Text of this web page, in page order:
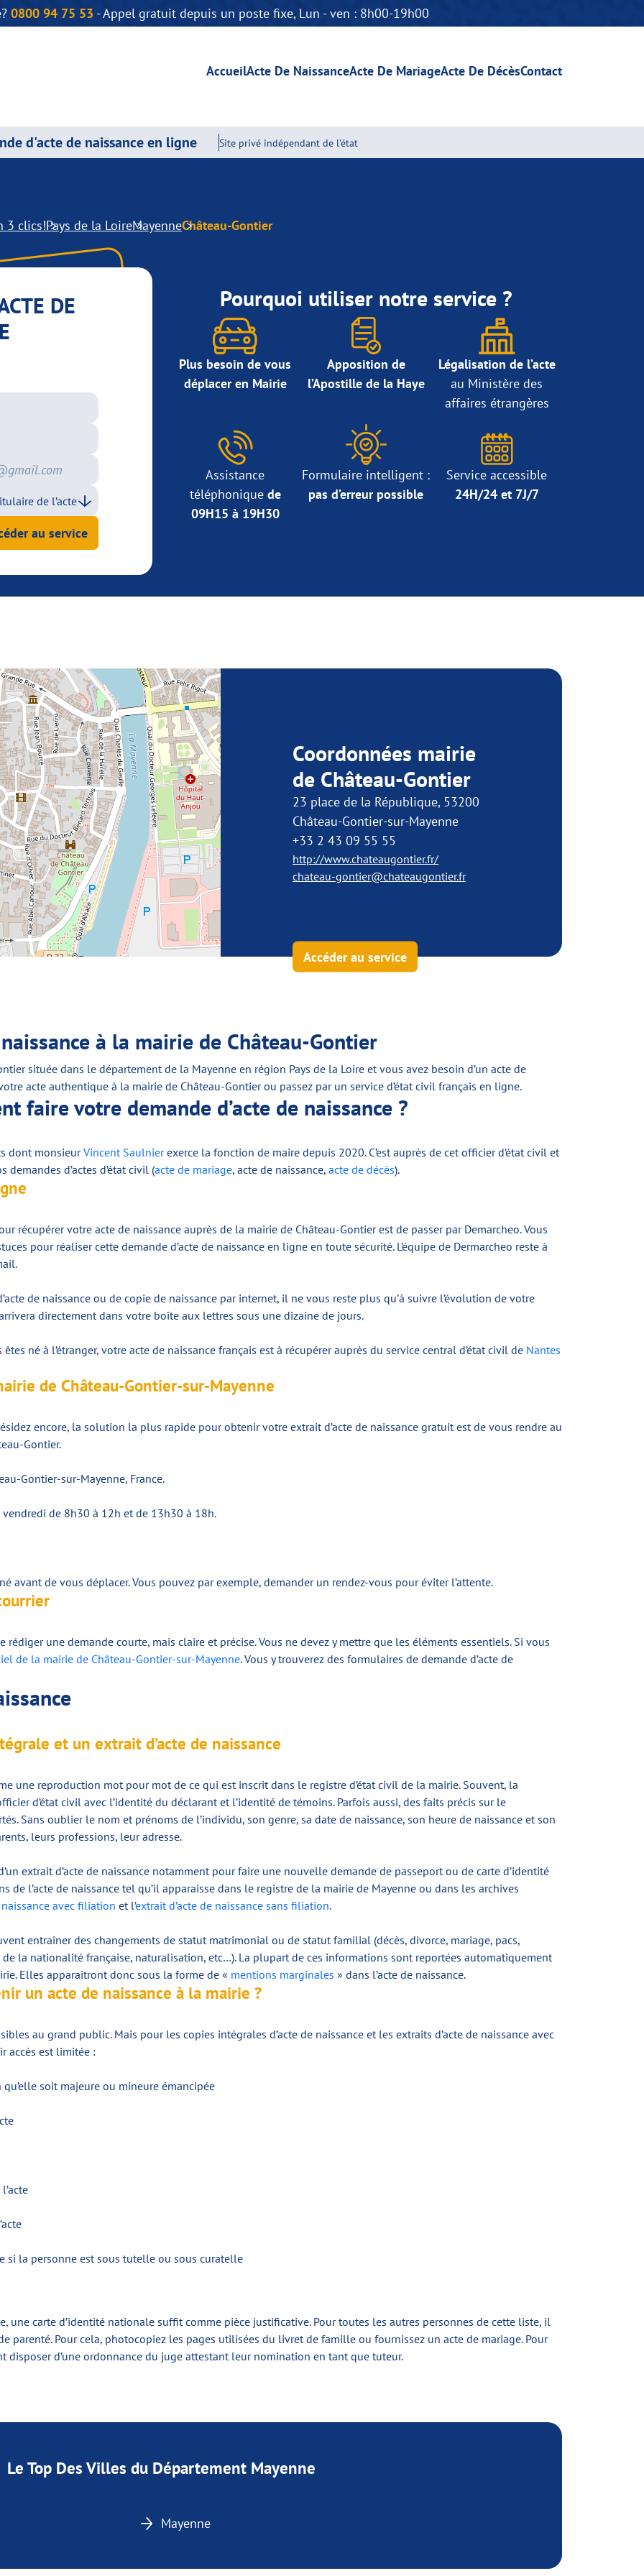
0800 94 75 53 - Appel gratuit depuis un poste fixe, Lun - ven : 8h00-19h00
AccueilActe De NaissanceActe De MariageActe De DécèsContact
d'acte de naissance en ligne Site privé indépendant de l'état
3 clics!Pays de la LoireMayenneChâteau-Gontier
DE
au service
Pourquoi utiliser notre service ?
Plus besoin de vous
déplacer en Mairie
Apposition de
l’Apostille de la Haye
Légalisation de l’acte
au Ministère des
affaires étrangères
Assistance
téléphonique de
09H15 à 19H30
Formulaire intelligent :
pas d’erreur possible
Service accessible
24H/24 et 7J/7
Coordonnées mairie
de Château-Gontier
23 place de la République, 53200
Château-Gontier-sur-Mayenne
+33 2 43 09 55 55
http://www.chateaugontier.fr/
chateau-gontier@chateaugontier.fr
Accéder au service
à la mairie de Château-Gontier
située dans le département de la Mayenne en région Pays de la Loire et vous avez besoin d’un acte de
acte authentique à la mairie de Château-Gontier ou passez par un service d’état civil français en ligne.
faire votre demande d’acte de naissance ?
dont monsieurVincent Saulnierexerce la fonction de maire depuis 2020. C’est auprès de cet officier d’état civil et
d’actes d’état civil (acte de mariage, acte de naissance, acte de décès).
récupérer votre acte de naissance auprès de la mairie de Château-Gontier est de passer par Demarcheo. Vous
pour réaliser cette demande d’acte de naissance en ligne en toute sécurité. L’équipe de Dermarcheo reste à
de naissance ou de copie de naissance par internet, il ne vous reste plus qu’à suivre l’évolution de votre
directement dans votre boîte aux lettres sous une dizaine de jours.
né à l’étranger, votre acte de naissance français est à récupérer auprès du service central d’état civil de Nantes
de Château-Gontier-sur-Mayenne
encore, la solution la plus rapide pour obtenir votre extrait d’acte de naissance gratuit est de vous rendre au
Gontier.
Gontier-sur-Mayenne, France.
de 8h30 à 12h et de 13h30 à 18h.
avant de vous déplacer. Vous pouvez par exemple, demander un rendez-vous pour éviter l’attente.
rédiger une demande courte, mais claire et précise. Vous ne devez y mettre que les éléments essentiels. Si vous
de la mairie de Château-Gontier-sur-Mayenne. Vous y trouverez des formulaires de demande d’acte de
et un extrait d’acte de naissance
une reproduction mot pour mot de ce qui est inscrit dans le registre d’état civil de la mairie. Souvent, la
d’état civil avec l’identité du déclarant et l’identité de témoins. Parfois aussi, des faits précis sur le
Sans oublier le nom et prénoms de l’individu, son genre, sa date de naissance, son heure de naissance et son
leurs professions, leur adresse.
extrait d’acte de naissance notamment pour faire une nouvelle demande de passeport ou de carte d’identité
de l’acte de naissance tel qu’il apparaisse dans le registre de la mairie de Mayenne ou dans les archives
naissance avec filiation et l’extrait d’acte de naissance sans filiation.
entraîner des changements de statut matrimonial ou de statut familial (décès, divorce, mariage, pacs,
la nationalité française, naturalisation, etc…). La plupart de ces informations sont reportées automatiquement
Elles apparaîtront donc sous la forme de « mentions marginales » dans l’acte de naissance.
un acte de naissance à la mairie ?
au grand public. Mais pour les copies intégrales d’acte de naissance et les extraits d’acte de naissance avec
accès est limitée :
soit majeure ou mineure émancipée
si la personne est sous tutelle ou sous curatelle
une carte d’identité nationale suffit comme pièce justificative. Pour toutes les autres personnes de cette liste, il
parenté. Pour cela, photocopiez les pages utilisées du livret de famille ou fournissez un acte de mariage. Pour
d’une ordonnance du juge attestant leur nomination en tant que tuteur.
Le Top Des Villes du Département Mayenne
Mayenne